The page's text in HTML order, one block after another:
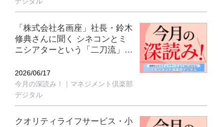
「株式会社名画座」社長・鈴木
修典さんに聞く シネコンとミ
ニシアターという「二刀流」で
深読み！｜マネジメント倶楽部
デジタル6月号】
2026/06/17
今月の深読み！｜マネジメント倶楽部
デジタル
クオリティライフサービス・小